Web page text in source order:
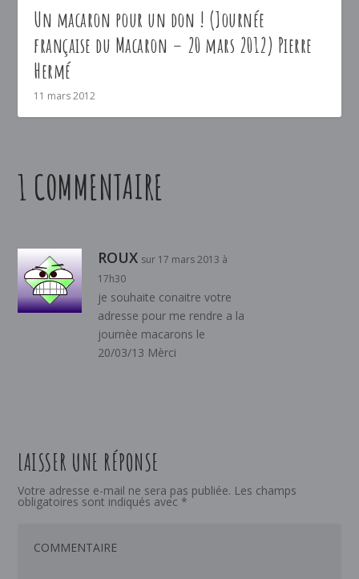
Un macaron pour un don ! (Journée
française du Macaron – 20 mars 2012) Pierre
Hermé
11 mars 2012
1 COMMENTAIRE
ROUX sur 17 mars 2013 à
17h30
je souhaite conaitre votre
adresse pour me rendre a la
journèe macarons le
20/03/13 Mèrci
LAISSER UNE RÉPONSE
Votre adresse e-mail ne sera pas publiée. Les champs
obligatoires sont indiqués avec *